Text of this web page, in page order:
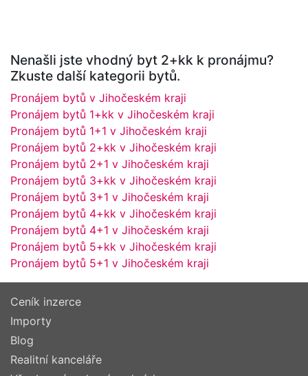
Nenašli jste vhodný byt 2+kk k pronájmu?
Zkuste další kategorii bytů.
Pronájem bytů v Jihočeském kraji
Pronájem bytů 1+kk v Jihočeském kraji
Pronájem bytů 1+1 v Jihočeském kraji
Pronájem bytů 2+kk v Jihočeském kraji
Pronájem bytů 2+1 v Jihočeském kraji
Pronájem bytů 3+kk v Jihočeském kraji
Pronájem bytů 3+1 v Jihočeském kraji
Pronájem bytů 4+kk v Jihočeském kraji
Pronájem bytů 4+1 v Jihočeském kraji
Pronájem bytů 5+kk v Jihočeském kraji
Pronájem bytů 5+1 v Jihočeském kraji
Ceník inzerce
Importy
Blog
Realitní kanceláře